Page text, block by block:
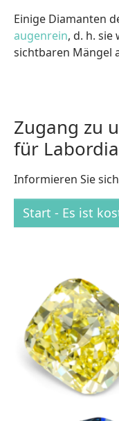
Einige Diamanten
augenrein, d. h.
sichtbaren Mängel
Zugang zu
für
Informieren Sie
Start - Es ist